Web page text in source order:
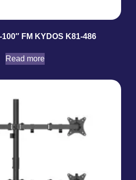
FM KYDOS K81-486
Read more